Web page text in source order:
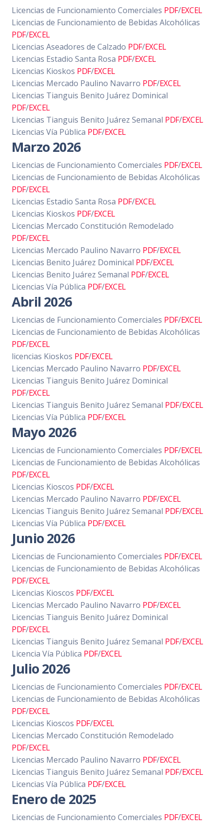
Licencias de Funcionamiento Comerciales PDF/EXCEL
Licencias de Funcionamiento de Bebidas Alcohólicas
PDF/EXCEL
Licencias Aseadores de Calzado PDF/EXCEL
Licencias Estadio Santa Rosa PDF/EXCEL
Licencias Kioskos PDF/EXCEL
Licencias Mercado Paulino Navarro PDF/EXCEL
Licencias Tianguis Benito Juárez Dominical
PDF/EXCEL
Licencias Tianguis Benito Juárez Semanal PDF/EXCEL
Licencias Vía Pública PDF/EXCEL
Marzo 2026
Licencias de Funcionamiento Comerciales PDF/EXCEL
Licencias de Funcionamiento de Bebidas Alcohólicas
PDF/EXCEL
Licencias Estadio Santa Rosa PDF/EXCEL
Licencias Kioskos PDF/EXCEL
Licencias Mercado Constitución Remodelado
PDF/EXCEL
Licencias Mercado Paulino Navarro PDF/EXCEL
Licencias Benito Juárez Dominical PDF/EXCEL
Licencias Benito Juárez Semanal PDF/EXCEL
Licencias Vía Pública PDF/EXCEL
Abril 2026
Licencias de Funcionamiento Comerciales PDF/EXCEL
Licencias de Funcionamiento de Bebidas Alcohólicas
PDF/EXCEL
licencias Kioskos PDF/EXCEL
Licencias Mercado Paulino Navarro PDF/EXCEL
Licencias Tianguis Benito Juárez Dominical
PDF/EXCEL
Licencias Tianguis Benito Juárez Semanal PDF/EXCEL
Licencias Vía Pública PDF/EXCEL
Mayo 2026
Licencias de Funcionamiento Comerciales PDF/EXCEL
Licencias de Funcionamiento de Bebidas Alcohólicas
PDF/EXCEL
Licencias Kioscos PDF/EXCEL
Licencias Mercado Paulino Navarro PDF/EXCEL
Licencias Tianguis Benito Juárez Semanal PDF/EXCEL
Licencias Vía Pública PDF/EXCEL
Junio 2026
Licencias de Funcionamiento Comerciales PDF/EXCEL
Licencias de Funcionamiento de Bebidas Alcohólicas
PDF/EXCEL
Licencias Kioscos PDF/EXCEL
Licencias Mercado Paulino Navarro PDF/EXCEL
Licencias Tianguis Benito Juárez Dominical
PDF/EXCEL
Licencias Tianguis Benito Juárez Semanal PDF/EXCEL
Licencia Vía Pública PDF/EXCEL
Julio 2026
Licencias de Funcionamiento Comerciales PDF/EXCEL
Licencias de Funcionamiento de Bebidas Alcohólicas
PDF/EXCEL
Licencias Kioscos PDF/EXCEL
Licencias Mercado Constitución Remodelado
PDF/EXCEL
Licencias Mercado Paulino Navarro PDF/EXCEL
Licencias Tianguis Benito Juárez Semanal PDF/EXCEL
Licencias Vía Pública PDF/EXCEL
Enero de 2025
Licencias de Funcionamiento Comerciales PDF/EXCEL